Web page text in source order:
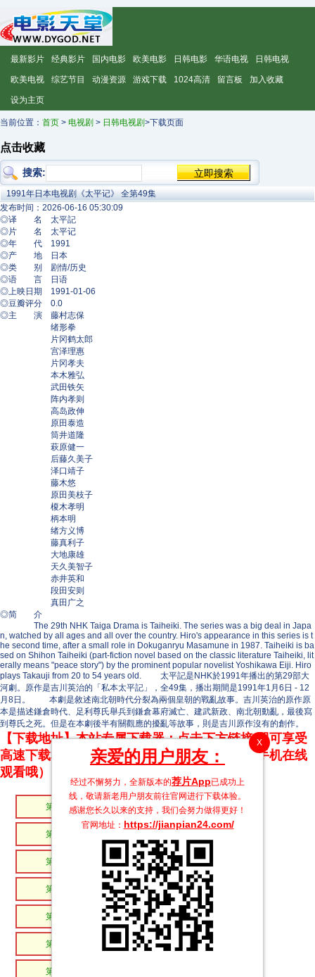
最新影片 经典影片 国内电影 欧美电影 日韩电影 华语电视 日韩电视
欧美电视 综艺节目 动漫资源 游戏下载 1024高清 留言板 加入收藏
设为主页
当前位置： 首页 > 电视剧 > 日韩电视剧>下载页面
点击收藏
搜索:
X
亲爱的用户朋友：
经过不懈努力，全新版本的荐片App已成功上
线，敬请新老用户朋友前往官网进行下载体验。
感谢您长久以来的支持，我们会努力做得更好！
官网地址： https://jianpian24.com/
1991年日本电视剧《太平记》 全第49集
发布时间：2026-06-16 05:30:09
◎译 名 太平記
◎片 名 太平记
◎年 代 1991
◎产 地 日本
◎类 别 剧情/历史
◎语 言 日语
◎上映日期 1991-01-06
◎豆瓣评分 0.0
◎主 演 藤村志保
绪形拳
片冈鹤太郎
宫泽理惠
片冈孝夫
本木雅弘
武田铁矢
阵内孝则
高岛政伸
原田泰造
筒井道隆
萩原健一
后藤久美子
泽口靖子
藤木悠
原田美枝子
榎木孝明
柄本明
绪方义博
藤真利子
大地康雄
天久美智子
赤井英和
段田安则
真田广之
◎简 介
The 29th NHK Taiga Drama is Taiheiki. The series was a big deal in Japa
n, watched by all ages and all over the country. Hiro's appearance in this series is t
he second time, after a small role in Dokuganryu Masamune in 1987. Taiheiki is ba
sed on Shihon Taiheiki (part-fiction novel based on the classic literature Taiheiki, lit
erally means "peace story") by the prominent popular novelist Yoshikawa Eiji. Hiro
plays Takauji from 20 to 54 years old. 太平記是NHK於1991年播出的第29部大
河劇。原作是吉川英治的「私本太平記」，全49集，播出期間是1991年1月6日 - 12
月8日。 本劇是敘述南北朝時代分裂為兩個皇朝的戰亂故事。吉川英治的原作原
本是描述鎌倉時代、足利尊氏舉兵到鎌倉幕府滅亡、建武新政、南北朝動亂，最後寫
到尊氏之死。但是在本劇後半有關觀應的擾亂等故事，則是吉川原作沒有的創作。
【下载地址】本站专属下载器：点击下方链接 即可享受
高速下载和在线播放 专治迅雷无法下载（支持手机在线
观看哦）
第49集 第48集
第47集
第45集 第44集
第43集 第42集
第41集 第40集
第39集 第38集
第37集